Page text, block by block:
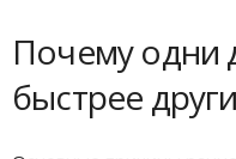
Почему одни
быстрее